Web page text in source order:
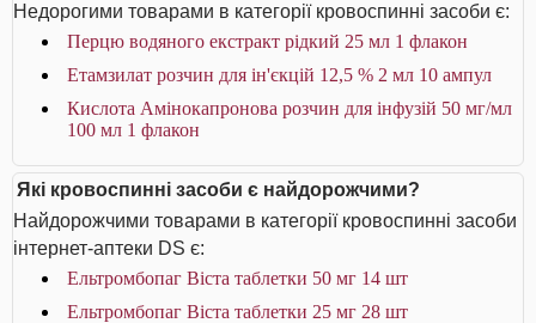
Недорогими товарами в категорії кровоспинні засоби є:
Перцю водяного екстракт рідкий 25 мл 1 флакон
Етамзилат розчин для ін'єкцій 12,5 % 2 мл 10 ампул
Кислота Амінокапронова розчин для інфузій 50 мг/мл
100 мл 1 флакон
Які кровоспинні засоби є найдорожчими?
Найдорожчими товарами в категорії кровоспинні засоби
інтернет-аптеки DS є:
Ельтромбопаг Віста таблетки 50 мг 14 шт
Ельтромбопаг Віста таблетки 25 мг 28 шт